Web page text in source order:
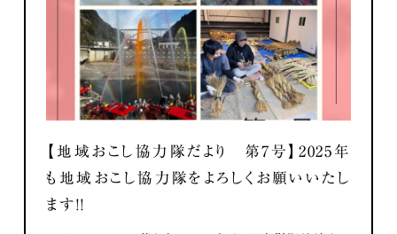
【地域おこし協力隊だより 第7号】2025年
も地域おこし協力隊をよろしくお願いいたし
ます！！